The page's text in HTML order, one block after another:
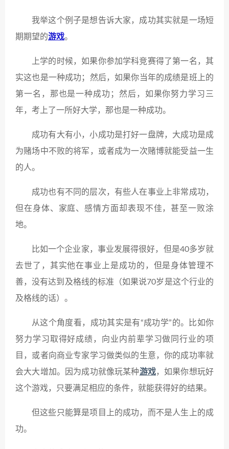
我举这个例子是想告诉大家，成功其实就是一场短
期期望的游戏。
上学的时候，如果你参加学科竞赛得了第一名，其
实这也是一种成功；然后，如果你当年的成绩是班上的
第一名，那也是一种成功；然后，如果你努力学习三
年，考上了一所好大学，那也是一种成功。
成功有大有小，小成功是打好一盘牌，大成功是成
为赌场中不败的将军，或者成为一次赌博就能受益一生
的人。
成功也有不同的层次，有些人在事业上非常成功，
但在身体、家庭、感情方面却表现不佳，甚至一败涂
地。
比如一个企业家，事业发展得很好，但是40多岁就
去世了，其实他在事业上是成功的，但是身体管理不
善，没有达到及格线的标准（如果说70岁是这个行业的
及格线的话）。
从这个角度看，成功其实是有“成功学”的。比如你
努力学习取得好成绩，向业内前辈学习做同行业的项
目，或者向商业专家学习做类似的生意，你的成功率就
会大大增加。因为成功就像玩某种游戏，如果你想玩好
这个游戏，只要满足相应的条件，就能获得好的结果。
但这些只能算是项目上的成功，而不是人生上的成
功。